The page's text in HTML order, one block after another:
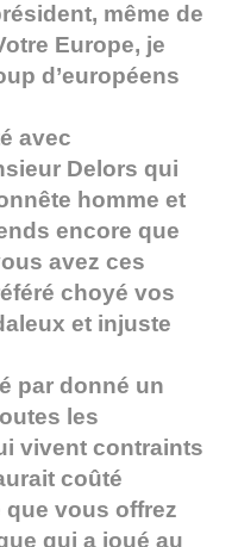
même de
Europe, je
d’européens
avec
Delors qui
homme et
encore que
avez ces
choyé vos
et injuste
par donné un
les
vivent contraints
coûté
vous offrez
qui a joué au